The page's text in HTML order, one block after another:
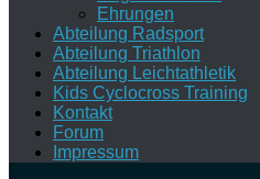
Ehrungen
Abteilung Radsport
Abteilung Triathlon
Abteilung Leichtathletik
Kids Cyclocross Training
Kontakt
Forum
Impressum